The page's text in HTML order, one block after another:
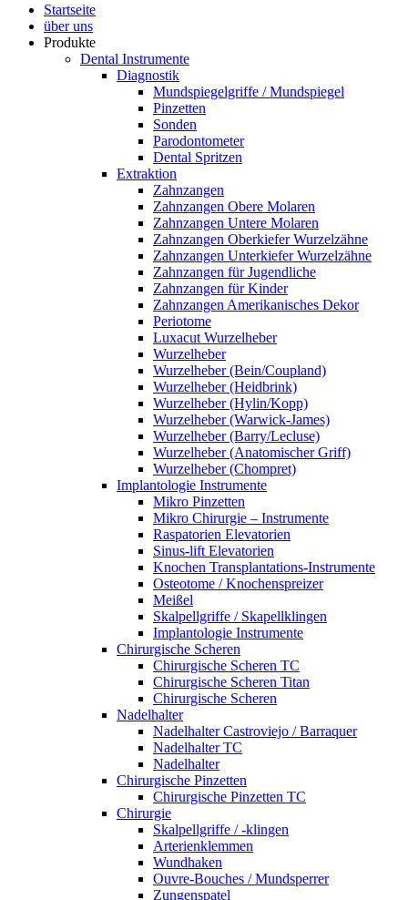
Startseite
über uns
Produkte
Dental Instrumente
Diagnostik
Mundspiegelgriffe / Mundspiegel
Pinzetten
Sonden
Parodontometer
Dental Spritzen
Extraktion
Zahnzangen
Zahnzangen Obere Molaren
Zahnzangen Untere Molaren
Zahnzangen Oberkiefer Wurzelzähne
Zahnzangen Unterkiefer Wurzelzähne
Zahnzangen für Jugendliche
Zahnzangen für Kinder
Zahnzangen Amerikanisches Dekor
Periotome
Luxacut Wurzelheber
Wurzelheber
Wurzelheber (Bein/Coupland)
Wurzelheber (Heidbrink)
Wurzelheber (Hylin/Kopp)
Wurzelheber (Warwick-James)
Wurzelheber (Barry/Lecluse)
Wurzelheber (Anatomischer Griff)
Wurzelheber (Chompret)
Implantologie Instrumente
Mikro Pinzetten
Mikro Chirurgie – Instrumente
Raspatorien Elevatorien
Sinus-lift Elevatorien
Knochen Transplantations-Instrumente
Osteotome / Knochenspreizer
Meißel
Skalpellgriffe / Skapellklingen
Implantologie Instrumente
Chirurgische Scheren
Chirurgische Scheren TC
Chirurgische Scheren Titan
Chirurgische Scheren
Nadelhalter
Nadelhalter Castroviejo / Barraquer
Nadelhalter TC
Nadelhalter
Chirurgische Pinzetten
Chirurgische Pinzetten TC
Chirurgie
Skalpellgriffe / -klingen
Arterienklemmen
Wundhaken
Ouvre-Bouches / Mundsperrer
Zungenspatel